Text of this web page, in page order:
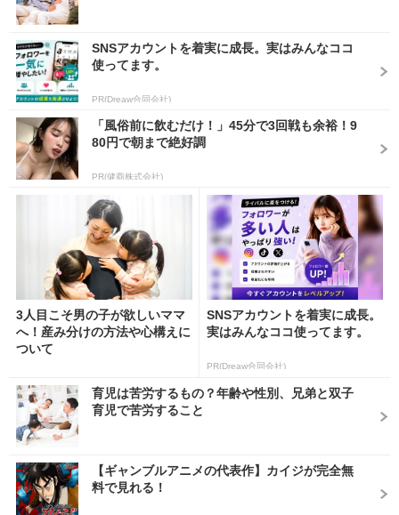
SNSアカウントを着実に成長。実はみんなココ
使ってます。
PR(Dreaw合同会社)
「風俗前に飲むだけ！」45分で3回戦も余裕！9
80円で朝まで絶好調
PR(健商株式会社)
3人目こそ男の子が欲しいママ
へ！産み分けの方法や心構えに
ついて
SNSアカウントを着実に成長。
実はみんなココ使ってます。
PR(Dreaw合同会社)
育児は苦労するもの？年齢や性別、兄弟と双子
育児で苦労すること
【ギャンブルアニメの代表作】カイジが完全無
料で見れる！